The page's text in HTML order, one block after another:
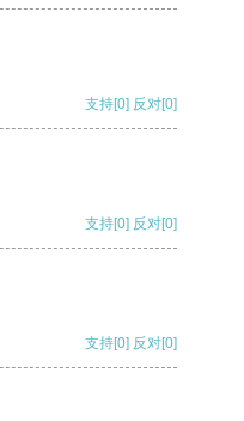
支持[0] 反对[0]
支持[0] 反对[0]
支持[0] 反对[0]